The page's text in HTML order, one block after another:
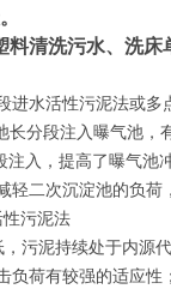
料清洗污水、洗
水活性污泥法或多
分段注入曝气池，
注入，提高了曝气
轻二次沉淀池的负荷
污泥法
污泥持续处于内源
负荷有较强的适应